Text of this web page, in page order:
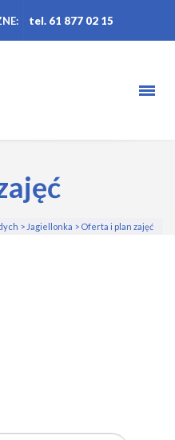
tel. 61 877 02 15
> Jagiellonka > Oferta i plan zajęć